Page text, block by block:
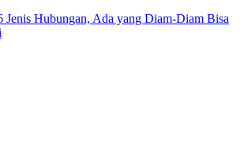
Jenis Hubungan, Ada yang Diam-Diam Bisa